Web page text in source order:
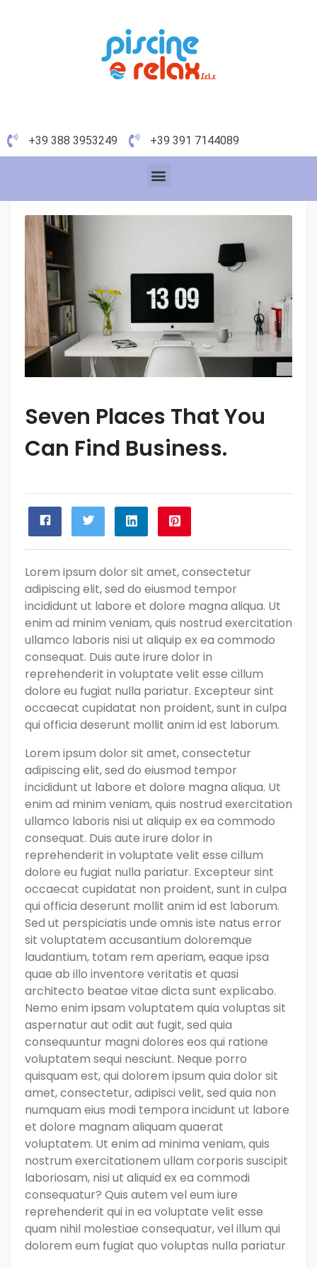
+39 388 3953249 +39 391 7144089
Seven Places That You
Can Find Business.
Lorem ipsum dolor sit amet, consectetur
adipiscing elit, sed do eiusmod tempor
incididunt ut labore et dolore magna aliqua. Ut
enim ad minim veniam, quis nostrud exercitation
ullamco laboris nisi ut aliquip ex ea commodo
consequat. Duis aute irure dolor in
reprehenderit in voluptate velit esse cillum
dolore eu fugiat nulla pariatur. Excepteur sint
occaecat cupidatat non proident, sunt in culpa
qui officia deserunt mollit anim id est laborum.
Lorem ipsum dolor sit amet, consectetur
adipiscing elit, sed do eiusmod tempor
incididunt ut labore et dolore magna aliqua. Ut
enim ad minim veniam, quis nostrud exercitation
ullamco laboris nisi ut aliquip ex ea commodo
consequat. Duis aute irure dolor in
reprehenderit in voluptate velit esse cillum
dolore eu fugiat nulla pariatur. Excepteur sint
occaecat cupidatat non proident, sunt in culpa
qui officia deserunt mollit anim id est laborum.
Sed ut perspiciatis unde omnis iste natus error
sit voluptatem accusantium doloremque
laudantium, totam rem aperiam, eaque ipsa
quae ab illo inventore veritatis et quasi
architecto beatae vitae dicta sunt explicabo.
Nemo enim ipsam voluptatem quia voluptas sit
aspernatur aut odit aut fugit, sed quia
consequuntur magni dolores eos qui ratione
voluptatem sequi nesciunt. Neque porro
quisquam est, qui dolorem ipsum quia dolor sit
amet, consectetur, adipisci velit, sed quia non
numquam eius modi tempora incidunt ut labore
et dolore magnam aliquam quaerat
voluptatem. Ut enim ad minima veniam, quis
nostrum exercitationem ullam corporis suscipit
laboriosam, nisi ut aliquid ex ea commodi
consequatur? Quis autem vel eum iure
reprehenderit qui in ea voluptate velit esse
quam nihil molestiae consequatur, vel illum qui
dolorem eum fugiat quo voluptas nulla pariatur